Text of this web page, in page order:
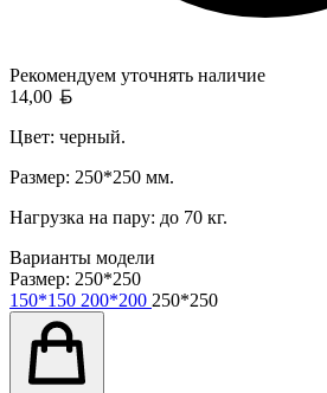
Рекомендуем уточнять наличие
14,00
Цвет: черный.
Размер: 250*250 мм.
Нагрузка на пару: до 70 кг.
Варианты модели
Размер: 250*250
150*150 200*200 250*250